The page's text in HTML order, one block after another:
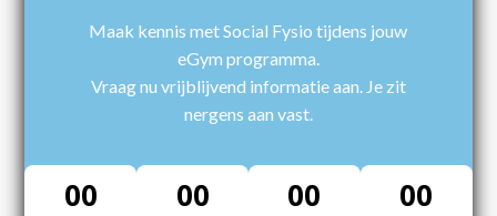
Maak kennis met Social Fysio tijdens jouw
eGym programma.
Vraag nu vrijblijvend informatie aan. Je zit
nergens aan vast.
00 00 00 00